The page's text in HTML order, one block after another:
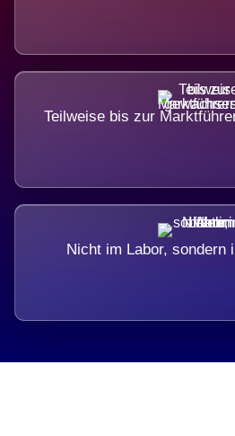
Teilweise bis zur
Nicht im Labor, sondern